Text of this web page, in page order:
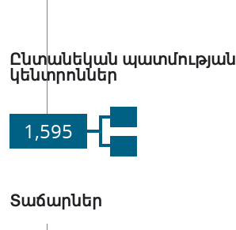
Ընտանեկան պատմության
կենտրոններ
1,595
Տաճարներ